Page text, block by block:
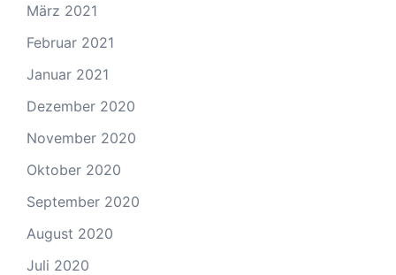
März 2021
Februar 2021
Januar 2021
Dezember 2020
November 2020
Oktober 2020
September 2020
August 2020
Juli 2020